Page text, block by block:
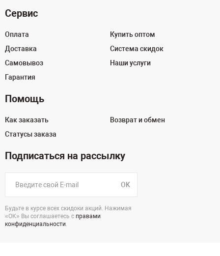
Сервис
Оплата
Доставка
Самовывоз
Гарантия
Купить оптом
Система скидок
Наши услуги
Помощь
Как заказать
Статусы заказа
Возврат и обмен
Подписаться на рассылку
OK
Будьте в курсе всех скидоки акций. Нажимая
«ОК» Вы соглашаетесь с правами
конфиденциальности.